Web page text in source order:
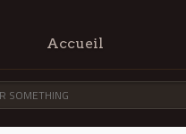
Accueil